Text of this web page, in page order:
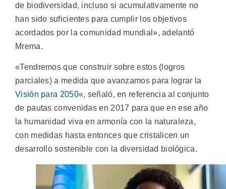
de biodiversidad, incluso si acumulativamente no
han sido suficientes para cumplir los objetivos
acordados por la comunidad mundial», adelantó
Mrema.
«Tendremos que construir sobre estos (logros
parciales) a medida que avanzamos para lograr la
Visión para 2050«, señaló, en referencia al conjunto
de pautas convenidas en 2017 para que en ese año
la humanidad viva en armonía con la naturaleza,
con medidas hasta entonces que cristalicen un
desarrollo sostenible con la diversidad biológica.